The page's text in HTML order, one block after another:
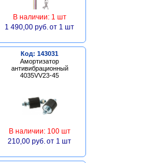
В наличии: 1 шт
1 490,00 руб. от 1 шт
Код: 143031
Амортизатор
антивибрационный
4035VV23-45
В наличии: 100 шт
210,00 руб. от 1 шт